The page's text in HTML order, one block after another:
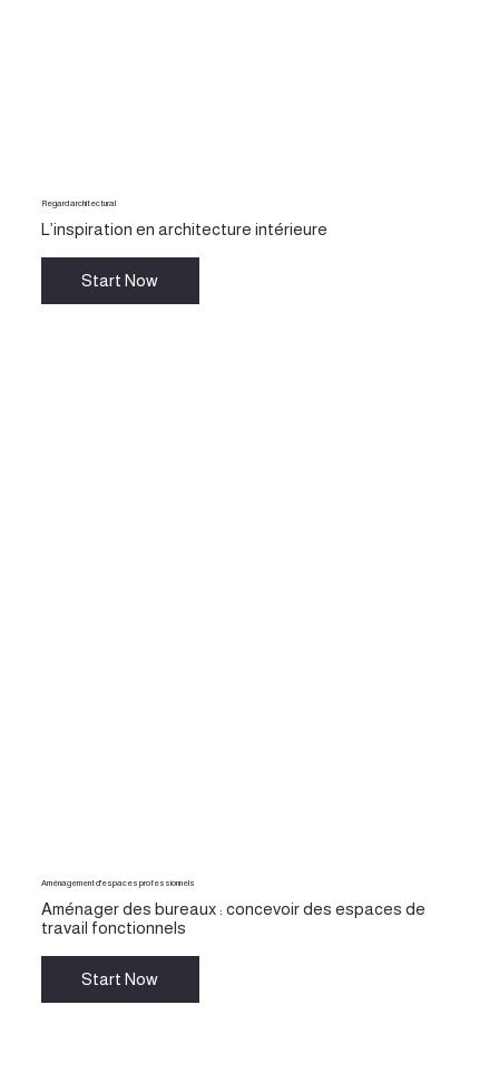
Regard architectural
L’inspiration en architecture intérieure
Start Now
Aménagement d'espaces professionnels
Aménager des bureaux : concevoir des espaces de
travail fonctionnels
Start Now